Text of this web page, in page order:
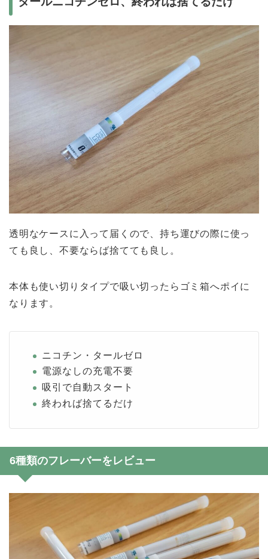
透明なケースに入って届くので、持ち運びの際に使っ
ても良し、不要ならば捨てても良し。
本体も使い切りタイプで吸い切ったらゴミ箱へポイに
なります。
ニコチン・タールゼロ
電源なしの充電不要
吸引で自動スタート
終われば捨てるだけ
6種類のフレーバーをレビュー